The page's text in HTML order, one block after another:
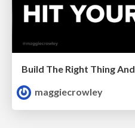
Build The Right Thing
maggiecrowley